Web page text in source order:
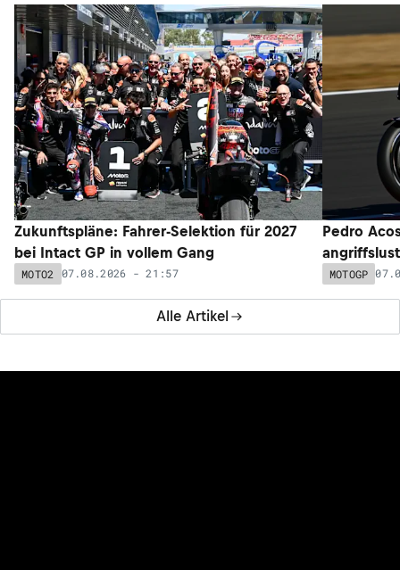
Alle Artikel
Zukunftspläne: Fahrer-Selektion für 2027
bei Intact GP in vollem Gang
MOTO2 07.08.2026 - 21:57
Pedro
MOTOGP